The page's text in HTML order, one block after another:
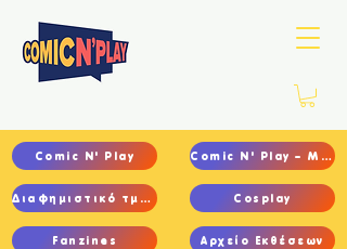
Comic N' Play
Διαφημιστικό τμήμα
Fanzines
Comic N' Play – Main
Cosplay
Αρχείο Εκθέσεων